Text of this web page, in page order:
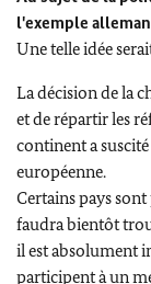
l'exemple
Une telle idée
La décision de la
et de répartir les
continent a suscité
européenne.
Certains pays sont
faudra bientôt
il est absolument
participent à un